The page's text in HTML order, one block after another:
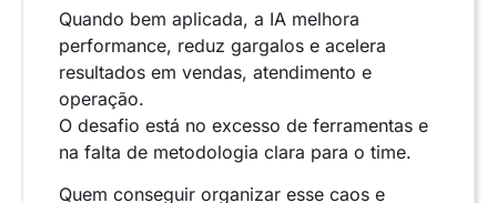
Quando bem aplicada, a IA melhora
performance, reduz gargalos e acelera
resultados em vendas, atendimento e
operação.
O desafio está no excesso de ferramentas e
na falta de metodologia clara para o time.
Quem conseguir organizar esse caos e